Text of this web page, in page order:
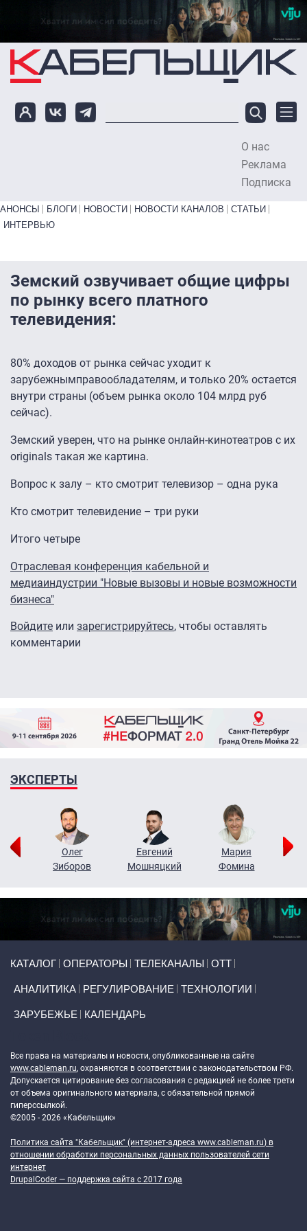
Перейти к основному содержанию
О нас
Реклама
Подписка
Primary links bottom
АНОНСЫ БЛОГИ НОВОСТИ НОВОСТИ КАНАЛОВ
СТАТЬИ
ИНТЕРВЬЮ
Земский озвучивает общие цифры
по рынку всего платного
телевидения:
80% доходов от рынка сейчас уходит к
зарубежнымправообладателям, и только 20% остается
внутри страны (объем рынка около 104 млрд руб
сейчас).
Земский уверен, что на рынке онлайн-кинотеатров с их
originals такая же картина.
Вопрос к залу – кто смотрит телевизор – одна рука
Кто смотрит телевидение – три руки
Итого четыре
Отраслевая конференция кабельной и
медиаиндустрии "Новые вызовы и новые возможности
бизнеса"
Войдите или зарегистрируйтесь, чтобы оставлять
комментарии
ЭКСПЕРТЫ
Олег
Зиборов
Евгений
Мошняцкий
Мария
Фомина
КАТАЛОГ ОПЕРАТОРЫ ТЕЛЕКАНАЛЫ ОТТ
АНАЛИТИКА РЕГУЛИРОВАНИЕ ТЕХНОЛОГИИ
ЗАРУБЕЖЬЕ КАЛЕНДАРЬ
Все права на материалы и новости, опубликованные на сайте
www.cableman.ru, охраняются в соответствии с законодательством РФ.
Допускается цитирование без согласования с редакцией не более трети
от объема оригинального материала, с обязательной прямой
гиперссылкой.
©2005 - 2026 «Кабельщик»
Политика сайта "Кабельщик" (интернет-адреса www.cableman.ru) в
отношении обработки персональных данных пользователей сети
интернет
DrupalCoder — поддержка сайта c 2017 года